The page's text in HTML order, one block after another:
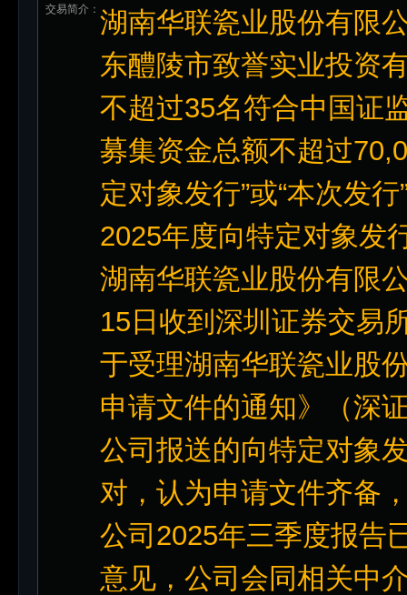
交易简介： 湖南华联瓷业股份有限
东醴陵市致誉实业投资
不超过35名符合中国证
募集资金总额不超过
定对象发行”或“本次发
2025年度向特定对象发
湖南华联瓷业股份有限
15日收到深圳证券交易
于受理湖南华联瓷业股
申请文件的通知》（深
公司报送的向特定对象
对，认为申请文件齐备
公司2025年三季度报告
意见，公司会同相关中